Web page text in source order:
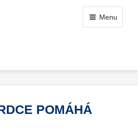
Menu
POMÁHÁ